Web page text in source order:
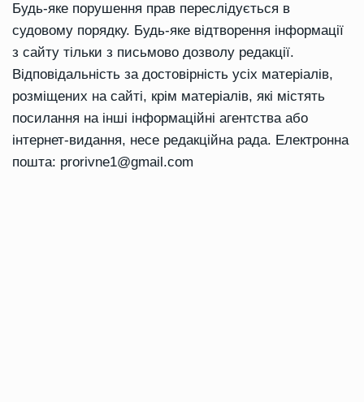
Будь-яке порушення прав переслідується в
судовому порядку. Будь-яке відтворення інформації
з сайту тільки з письмово дозволу редакції.
Відповідальність за достовірність усіх матеріалів,
розміщених на сайті, крім матеріалів, які містять
посилання на інші інформаційні агентства або
інтернет-видання, несе редакційна рада. Електронна
пошта: prorivne1@gmail.com